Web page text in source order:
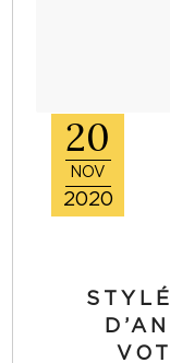
20
NOV
2020